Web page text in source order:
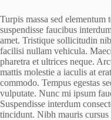
Turpis massa sed elementum
suspendisse faucibus
amet. Tristique sollicitudin
facilisi nullam vehicula.
pharetra et ultrices neque.
mattis molestie a iaculis at
commodo. Tempus egestas
vulputate. Nunc mi ipsum
Suspendisse interdum
tincidunt. Nibh mauris